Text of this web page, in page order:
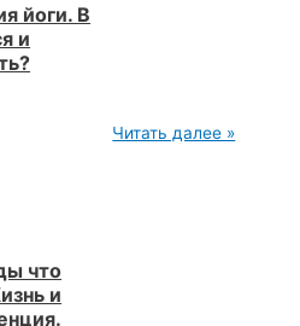
йоги. В
и
Веды
Читать далее »
что
и